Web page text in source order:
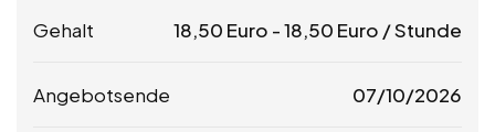
Gehalt 18,50 Euro -18,50 Euro / Stunde
Angebotsende 07/10/2026